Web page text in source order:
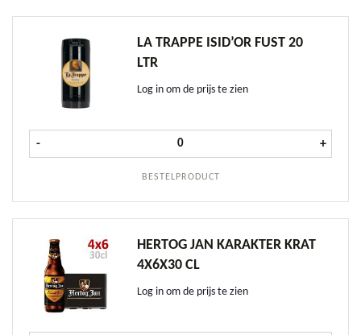
LA TRAPPE ISID’OR FUST 20
LTR
Log in om de prijs te zien
BESTELPRODUCT
- La Trappe Isid'or fust 20 ltr aantal
+
HERTOG JAN KARAKTER KRAT
4X6X30 CL
Log in om de prijs te zien